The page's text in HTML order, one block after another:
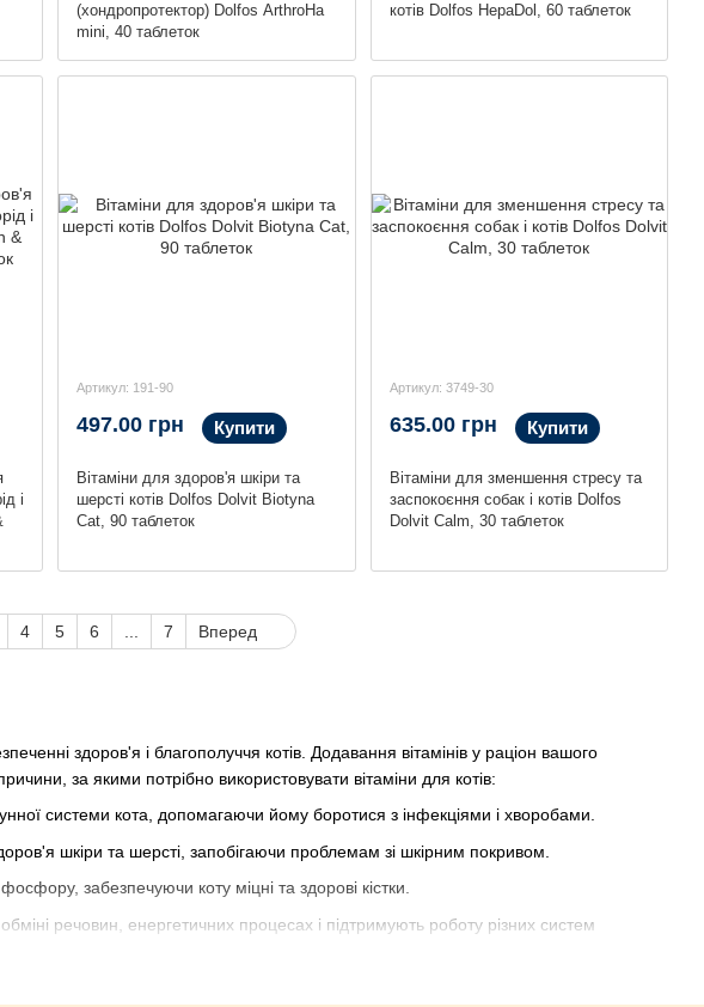
здоров'я і благополуччя котів. Додавання вітамінів у раціон вашого
за якими потрібно використовувати вітаміни для котів:
системи кота, допомагаючи йому боротися з інфекціями і хворобами.
шкіри та шерсті, запобігаючи проблемам зі шкірним покривом.
забезпечуючи коту міцні та здорові кістки.
речовин, енергетичних процесах і підтримують роботу різних систем
(хондропротектор) Dolfos ArthroHa
mini, 40 таблеток
котів Dolfos HepaDol, 60 таблеток
і
Артикул: 191-90
Вітаміни для здоров'я шкіри та
шерсті котів Dolfos Dolvit Biotyna
Cat, 90 таблеток
497.00 грн Купити
Артикул: 3749-30
Вітаміни для зменшення стресу та
заспокоєння собак і котів Dolfos
Dolvit Calm, 30 таблеток
635.00 грн Купити
4 5 6 7 Вперед